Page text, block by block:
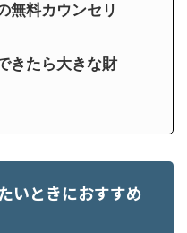
無料カウンセリ
きたら大きな財
いときにおすすめ